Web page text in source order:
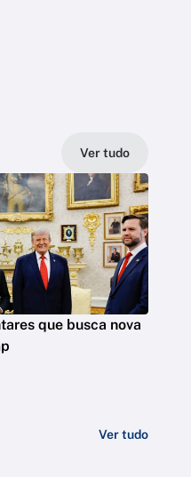
Ver tudo
que busca nova
Ver tudo